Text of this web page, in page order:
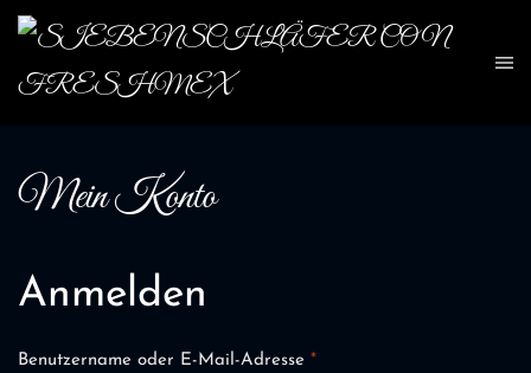
Mein Konto
Anmelden
Benutzername oder E-Mail-Adresse *Erforderlich